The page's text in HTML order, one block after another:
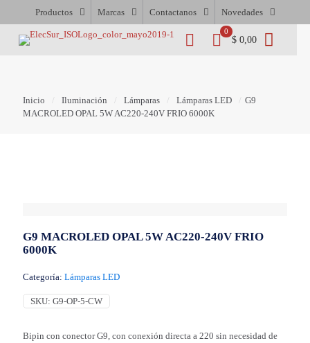
Productos Marcas Contactanos Novedades
0
$ 0,00
Inicio Iluminación Lámparas Lámparas LED
G9
MACROLED OPAL 5W AC220-240V FRIO 6000K
G9 MACROLED OPAL 5W AC220-240V FRIO
6000K
Categoría: Lámparas LED
SKU: G9-OP-5-CW
Bipin con conector G9, con conexión directa a 220 sin necesidad de